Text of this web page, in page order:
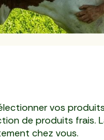
vos
de produits frais.
chez vous.